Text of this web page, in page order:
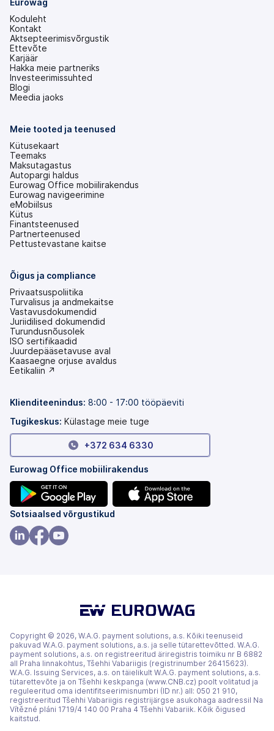
Koduleht
Kontakt
Aktsepteerimisvõrgustik
Ettevõte
Karjäär
Hakka meie partneriks
Investeerimissuhted
(avaneb
uuel
Blogi
Meedia jaoks
Meie tooted ja teenused
Kütusekaart
Teemaks
Maksutagastus
Autopargi haldus
Eurowag Office mobiilirakendus
Eurowag navigeerimine
eMobiilsus
Kütus
Finantsteenused
Partnerteenused
Pettustevastane kaitse
Õigus ja compliance
Privaatsuspoliitika
Turvalisus ja andmekaitse
Vastavusdokumendid
Juriidilised dokumendid
Turundusnõusolek
ISO sertifikaadid
Juurdepääsetavuse aval
(avaneb
uuel
Kaasaegne orjuse avaldus
(avaneb
Eetikaliin ↗
Klienditeenindus: 8:00 - 17:00 tööpäeviti
Tugikeskus: Külastage meie tuge
+372 634 6330
Eurowag Office mobiilirakendus
(avaneb
uuel
vahekaardil)
(avaneb
Sotsiaalsed võrgustikud
Copyright © 2026, W.A.G. payment solutions, a.s. Kõiki teenuseid
pakuvad W.A.G. payment solutions, a.s. ja selle tütarettevõtted. W.A.G.
payment solutions, a.s. on registreeritud äriregistris toimiku nr B 6882
all Praha linnakohtus, Tšehhi Vabariigis (registrinumber 26415623).
W.A.G. Issuing Services, a.s. on täielikult W.A.G. payment solutions, a.s.
tütarettevõte ja on Tšehhi keskpanga (www.CNB.cz) poolt volitatud ja
reguleeritud oma identifitseerimisnumbri (ID nr.) all: 050 21 910,
registreeritud Tšehhi Vabariigis registrijärgse asukohaga aadressil Na
Vítězné pláni 1719/4 140 00 Praha 4 Tšehhi Vabariik. Kõik õigused
kaitstud.